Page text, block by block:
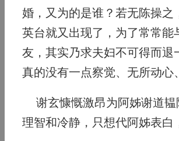
婚，又为的是谁？若无陈操
英台就又出现了，为了常常
友，其实乃求夫妇不可得而
真的没有一点察觉、无所动心
谢玄慷慨激昂为阿姊谢道韫
理智和冷静，只想代阿姊表白